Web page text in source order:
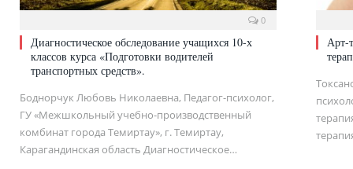
0
Диагностическое обследование учащихся 10-х
классов курса «Подготовки водителей
транспортных средств».
Боднорчук Любовь Николаевна, Педагог-психолог,
ГУ «Межшкольный учебно-производственный
комбинат города Темиртау», г. Темиртау,
Карагандинская область Диагностическое…
Арт-